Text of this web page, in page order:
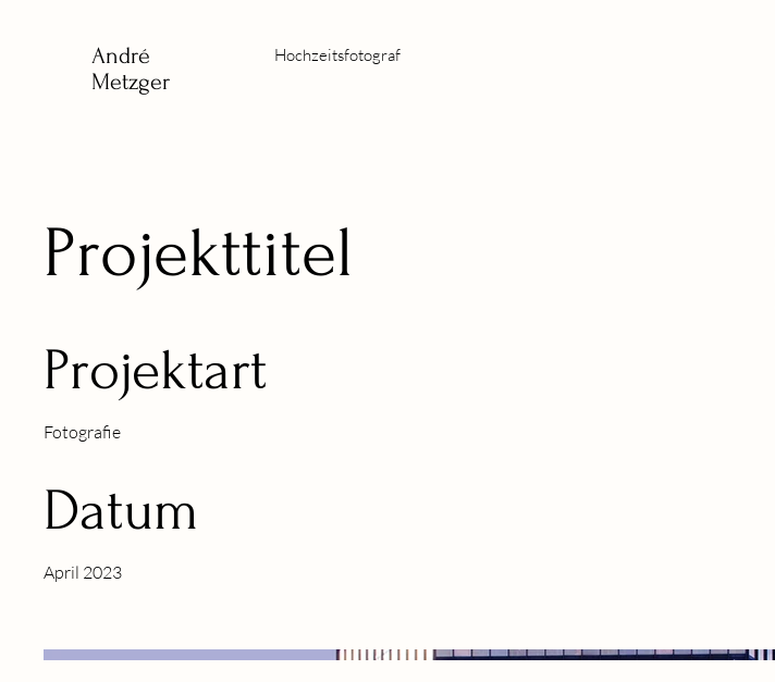
André
Metzger
Hochzeitsfotograf
Projekttitel
Projektart
Fotografie
Datum
April 2023